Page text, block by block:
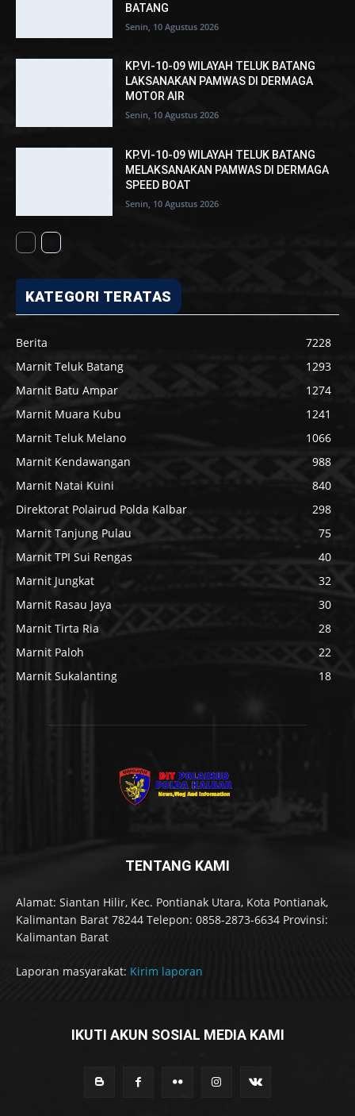
BATANG
Senin, 10 Agustus 2026
KP.VI-10-09 WILAYAH TELUK BATANG
LAKSANAKAN PAMWAS DI DERMAGA
MOTOR AIR
Senin, 10 Agustus 2026
KP.VI-10-09 WILAYAH TELUK BATANG
MELAKSANAKAN PAMWAS DI DERMAGA
SPEED BOAT
Senin, 10 Agustus 2026
KATEGORI TERATAS
Berita
7228
Marnit Teluk Batang
1293
Marnit Batu Ampar
1274
Marnit Muara Kubu
1241
Marnit Teluk Melano
1066
Marnit Kendawangan
988
Marnit Natai Kuini
840
Direktorat Polairud Polda Kalbar
298
Marnit Tanjung Pulau
75
Marnit TPI Sui Rengas
40
Marnit Jungkat
32
Marnit Rasau Jaya
30
Marnit Tirta Ria
28
Marnit Paloh
22
Marnit Sukalanting
18
TENTANG KAMI
Alamat: Siantan Hilir, Kec. Pontianak Utara, Kota Pontianak,
Kalimantan Barat 78244 Telepon: 0858-2873-6634 Provinsi:
Kalimantan Barat
Laporan masyarakat: Kirim laporan
IKUTI AKUN SOSIAL MEDIA KAMI